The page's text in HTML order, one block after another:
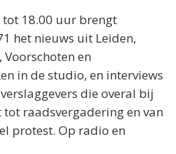
tot 18.00 uur brengt
het nieuws uit Leiden,
en
in de studio, en interviews
die overal bij
tot raadsvergadering en van
protest. Op radio en